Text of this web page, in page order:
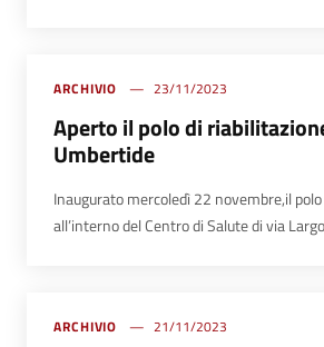
ARCHIVIO 23/11/2023
Aperto il polo di
Umbertide
Inaugurato mercoledì 22 novembre,il
all’interno del Centro di Salute di via
ARCHIVIO 21/11/2023